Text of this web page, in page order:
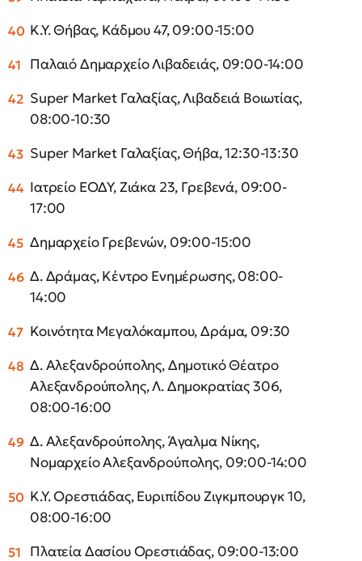
Κ.Υ. Θήβας, Κάδμου 47, 09:00-15:00
Παλαιό Δημαρχείο Λιβαδειάς, 09:00-14:00
Super Market Γαλαξίας, Λιβαδειά Βοιωτίας,
08:00-10:30
Super Market Γαλαξίας, Θήβα, 12:30-13:30
Ιατρείο ΕΟΔΥ, Ζιάκα 23, Γρεβενά, 09:00-
17:00
Δημαρχείο Γρεβενών, 09:00-15:00
Δ. Δράμας, Κέντρο Ενημέρωσης, 08:00-
14:00
Κοινότητα Μεγαλόκαμπου, Δράμα, 09:30
Δ. Αλεξανδρούπολης, Δημοτικό Θέατρο
Αλεξανδρούπολης, Λ. Δημοκρατίας 306,
08:00-16:00
Δ. Αλεξανδρούπολης, Άγαλμα Νίκης,
Νομαρχείο Αλεξανδρούπολης, 09:00-14:00
Κ.Υ. Ορεστιάδας, Ευριπίδου Ζιγκμπουργκ 10,
08:00-16:00
Πλατεία Δασίου Ορεστιάδας, 09:00-13:00